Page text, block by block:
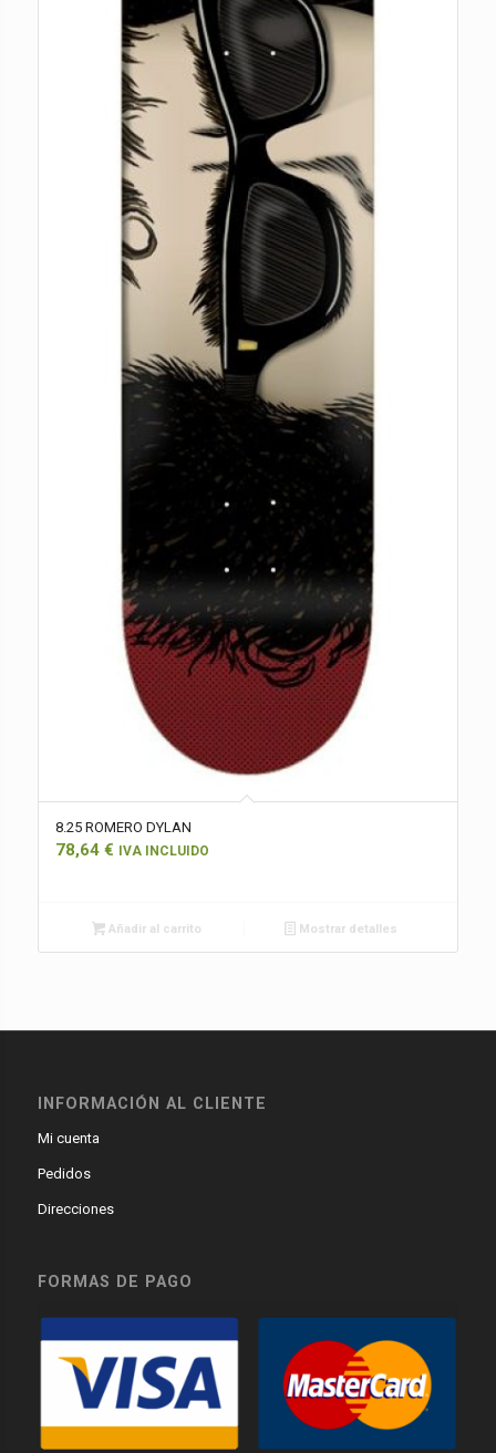
8.25 ROMERO DYLAN
78,64 € IVA INCLUIDO
Añadir al carrito Mostrar detalles
INFORMACIÓN AL CLIENTE
Mi cuenta
Pedidos
Direcciones
FORMAS DE PAGO